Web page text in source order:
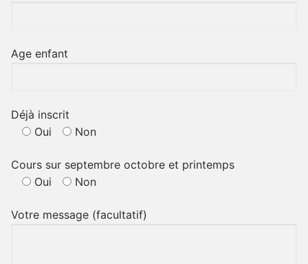
Age enfant
Déjà inscrit
Oui
Non
Cours sur septembre octobre et printemps
Oui
Non
Votre message (facultatif)